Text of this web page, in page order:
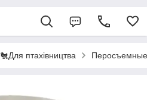
🐔Для птахівництва